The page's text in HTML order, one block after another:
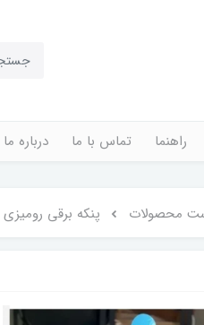
راهنما تماس با ما درباره ما
محصولات پنکه برقی رومیزی گیره دار خارجی